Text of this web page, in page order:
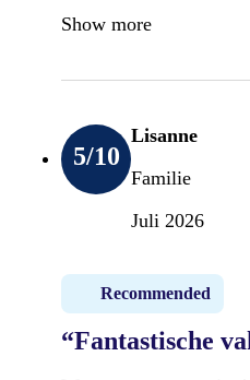
Show more
5/10
Lisanne
Familie
Juli 2026
Recommended
“Fantastische